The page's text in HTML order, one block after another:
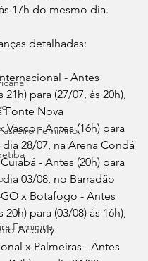
Feminino
Feminina
17h do mesmo dia.
detalhadas:
- Antes
21h) para (27/07, às 20h),
Fonte Nova
Vasco - Antes (16h) para
dia 28/07, na Arena Condá
- Antes (20h) para
dia 03/08, no Barradão
x Botafogo - Antes
20h) para (03/08) às 16h),
Accioly
x Palmeiras - Antes